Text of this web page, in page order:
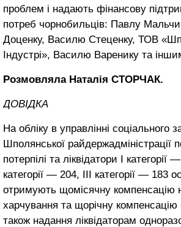
проблем і надають фінансову
потреб чорнобильців: Павлу
Доценку, Василю Стеценку, ТОВ
Індустрі», Василю Варенику та
Розмовляла Наталія СТОРЧАК.
ДОВІДКА
На обліку в управлінні соціального
Шполянської райдержадміністрації
потерпілі та ліквідатори І категорії
категорії — 204, ІІІ категорії — 183
отримують щомісячну компенсацію
харчування та щорічну
також надання ліквідаторам